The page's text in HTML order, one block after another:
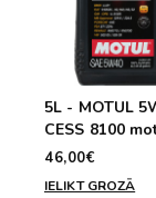
5L - MOTUL
CESS 8100
46,00€
IELIKT GROZĀ